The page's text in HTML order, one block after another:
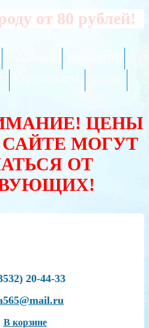
от 80 рублей!
ЦЕНЫ
МОГУТ
ОТ
20-44-33
В корзине